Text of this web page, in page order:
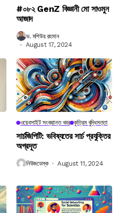
#০৮২ GenZ বিজ্ঞানী মো সাওমুন
আজাদ
ড. মশিউর রহমান
August 17, 2024
ওয়েবসাইট সংক্রান্ত খবর কৃত্রিম বুদ্ধিমত্তা
সার্চজিপিটি: ভবিষ্যতের সার্চ প্রযুক্তির
অগ্রদূত
নিউজডেস্ক August 11, 2024